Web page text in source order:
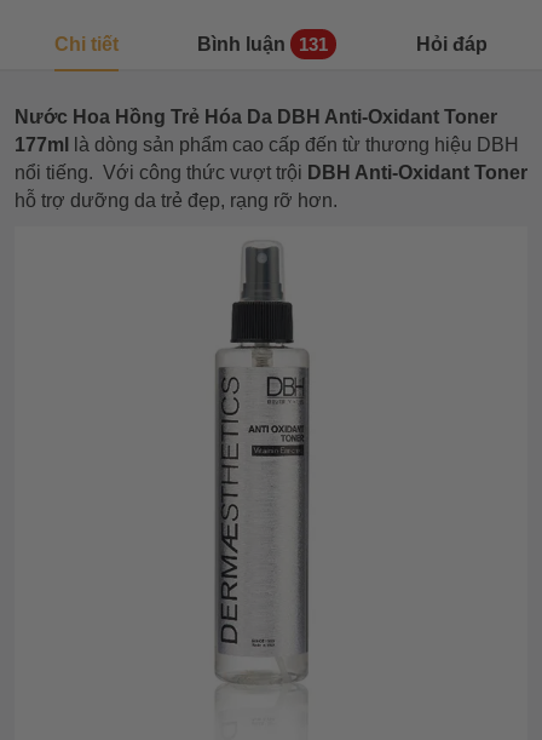
Chi tiết Bình luận 131 Hỏi đáp
Nước Hoa Hồng Trẻ Hóa Da DBH Anti-Oxidant Toner
177ml
là dòng sản phẩm cao cấp đến từ thương hiệu DBH
nổi tiếng. Với công thức vượt trội DBH Anti-Oxidant Toner
hỗ trợ dưỡng da trẻ đẹp, rạng rỡ hơn.